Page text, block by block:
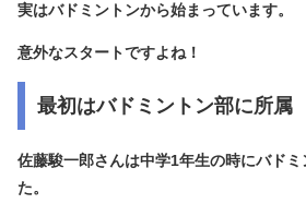
実はバドミントンから始まっています。
意外なスタートですよね！
最初はバドミントン部に所属
佐藤駿一郎さんは中学1年生の時にバド
た。